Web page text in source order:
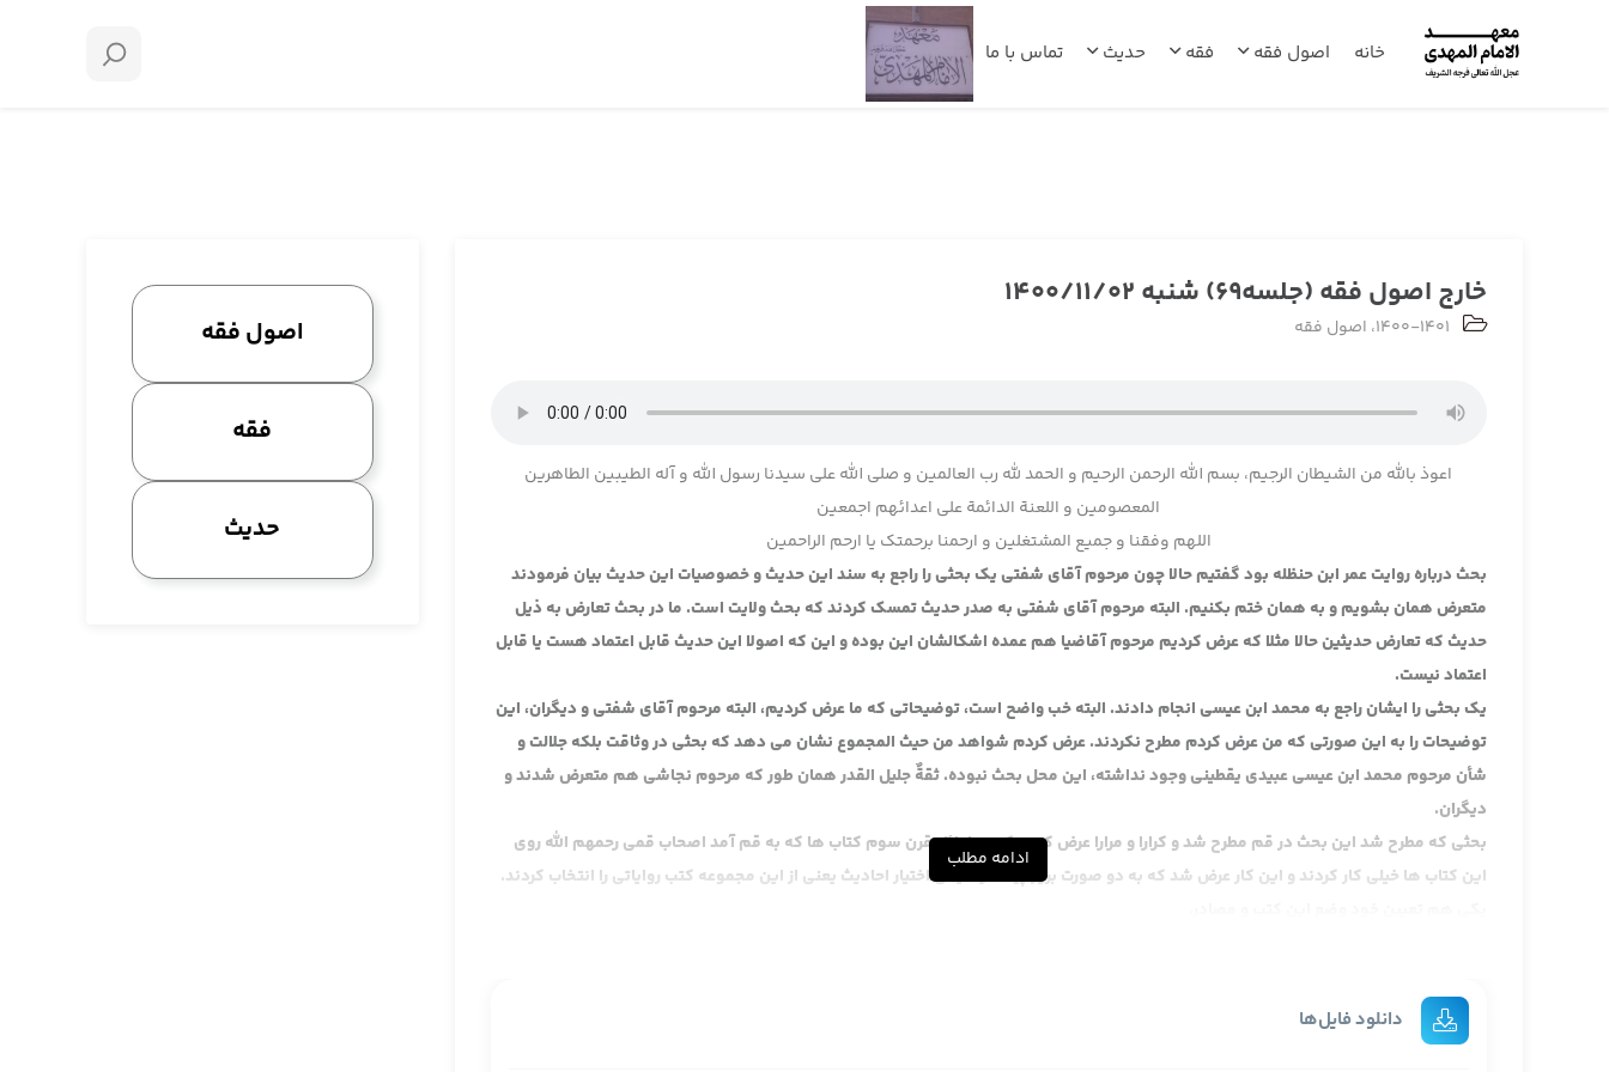
خانه اصول فقه فقه حدیث تماس با ما
خارج اصول فقه (جلسه69) شنبه 1400/11/02
1400-1401، اصول فقه
اعوذ بالله من الشیطان الرجیم، بسم الله الرحمن الرحیم و الحمد لله رب العالمین و صلی الله علی سیدنا رسول الله و آله الطیبین الطاهرین
المعصومین و اللعنة الدائمة علی اعدائهم اجمعین
اللهم وفقنا و جمیع المشتغلین و ارحمنا برحمتک یا ارحم الراحمین
بحث درباره روایت عمر ابن حنظله بود گفتیم حالا چون مرحوم آقای شفتی یک بحثی را راجع به سند این حدیث و خصوصیات این حدیث بیان فرمودند
متعرض همان بشویم و به همان ختم بکنیم. البته مرحوم آقای شفتی به صدر حدیث تمسک کردند که بحث ولایت است. ما در بحث تعارض به ذیل
حدیث که تعارض حدیثین حالا مثلا که عرض کردیم مرحوم آقاضیا هم عمده اشکالشان این بوده و این که اصولا این حدیث قابل اعتماد هست یا قابل
اعتماد نیست.
یک بحثی را ایشان راجع به محمد ابن عیسی انجام دادند. البته خب واضح است، توضیحاتی که ما عرض کردیم، البته مرحوم آقای شفتی و دیگران، این
توضیحات را به این صورتی که من عرض کردم مطرح نکردند. عرض کردم شواهد من حیث المجموع نشان می دهد که بحثی در وثاقت بلکه جلالت و
شأن مرحوم محمد ابن عیسی عبیدی یقطینی وجود نداشته، این محل بحث نبوده. ثقةٌ جلیل القدر همان طور که مرحوم نجاشی هم متعرض شدند و
دیگران.
بحثی که مطرح شد این بحث در قم مطرح شد و کرارا و مرارا عرض کردم که در اوائل قرن سوم کتاب ها که به قم آمد اصحاب قمی رحمهم الله روی
این کتاب ها خیلی کار کردند و این کار عرض شد که به دو صورت بروز پیدا کرد، یکی اختیار احادیث یعنی از این مجموعه کتب روایاتی را انتخاب کردند.
آخره که مشایخ قم معین هستند و ذکر شده و مصادرشان بیان شده است.
نسبت به کارهای دومی هم که مصدر باشد اصطلاحا به آن فهرست یا فهارس می گوییم و آن طریق هم اصطلاحا اجازه می گوییم، آن جا اسناد می
ادامه مطلب
دانلود فایل‌ها
اصول فقه
فقه
حدیث